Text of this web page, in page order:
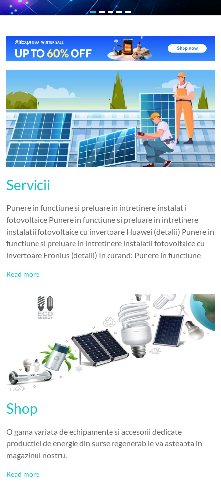
Servicii
Punere in functiune si preluare in intretinere instalatii
fotovoltaice Punere in functiune si preluare in intretinere
instalatii fotovoltaice cu invertoare Huawei (detalii) Punere in
functiune si preluare in intretinere instalatii fotovoltaice cu
invertoare Fronius (detalii) In curand: Punere in functiune
Read more
Shop
O gama variata de echipamente si accesorii dedicate
productiei de energie din surse regenerabile va asteapta in
magazinul nostru.
Read more